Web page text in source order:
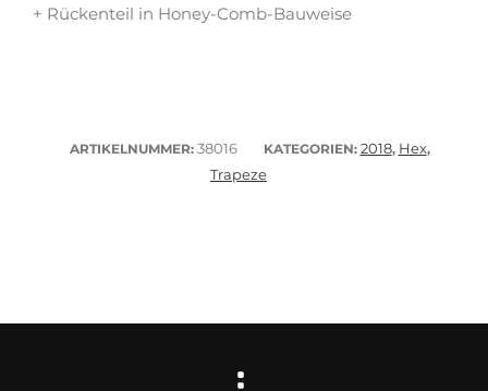
+ Rückenteil in Honey-Comb-Bauweise
ARTIKELNUMMER: 38016 KATEGORIEN: 2018, Hex,
Trapeze